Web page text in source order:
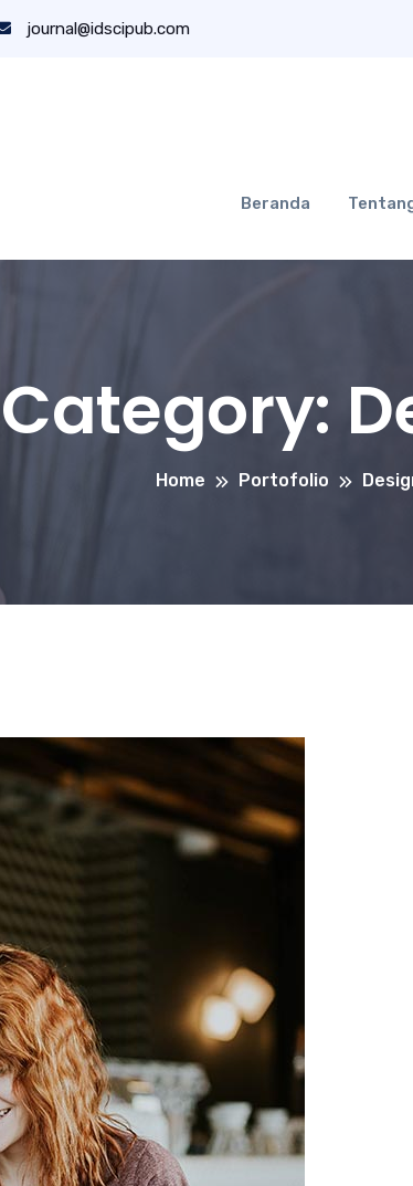
journal@idscipub.com
Beranda
Category:
Home Portofolio